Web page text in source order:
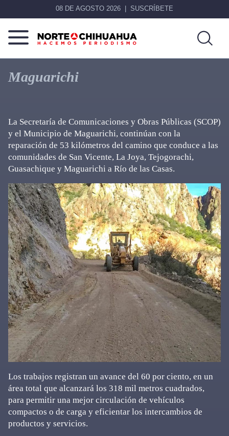
08 DE AGOSTO 2026 SUSCRÍBETE
Norte
Chihuahua
Más
que
noticias,
Maguarichi
La Secretaría de Comunicaciones y Obras Públicas (SCOP)
y el Municipio de Maguarichi, continúan con la
reparación de 53 kilómetros del camino que conduce a las
comunidades de San Vicente, La Joya, Tejogorachi,
Guasachique y Maguarichi a Río de las Casas.
Los trabajos registran un avance del 60 por ciento, en un
área total que alcanzará los 318 mil metros cuadrados,
para permitir una mejor circulación de vehículos
compactos o de carga y eficientar los intercambios de
productos y servicios.